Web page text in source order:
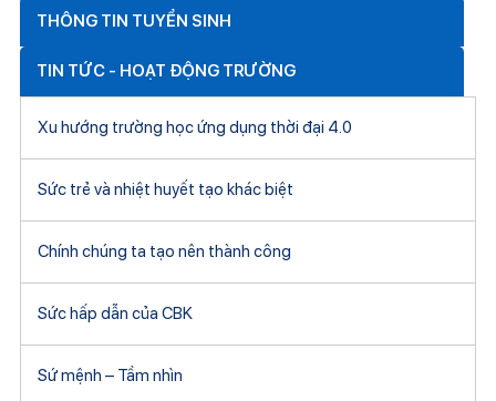
THÔNG TIN TUYỂN SINH
TIN TỨC - HOẠT ĐỘNG TRƯỜNG
Xu hướng trường học ứng dụng thời đại 4.0
Sức trẻ và nhiệt huyết tạo khác biệt
Chính chúng ta tạo nên thành công
Sức hấp dẫn của CBK
Sứ mệnh – Tầm nhìn